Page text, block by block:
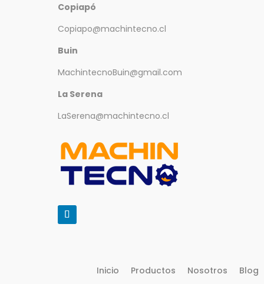
Copiapó
Copiapo@machintecno.cl
Buin
MachintecnoBuin@gmail.com
La Serena
LaSerena@machintecno.cl
Inicio Productos Nosotros Blog